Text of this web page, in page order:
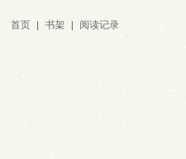
首页 书架 阅读记录